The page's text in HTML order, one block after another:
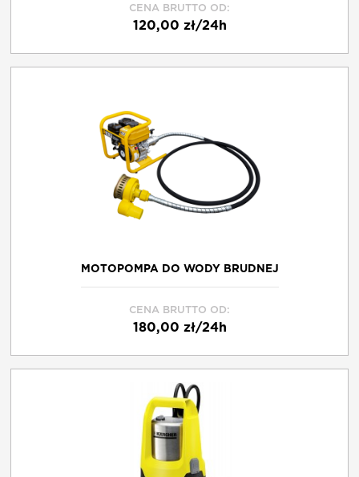
CENA BRUTTO OD:
120,00 zł/24h
MOTOPOMPA DO WODY BRUDNEJ
CENA BRUTTO OD:
180,00 zł/24h